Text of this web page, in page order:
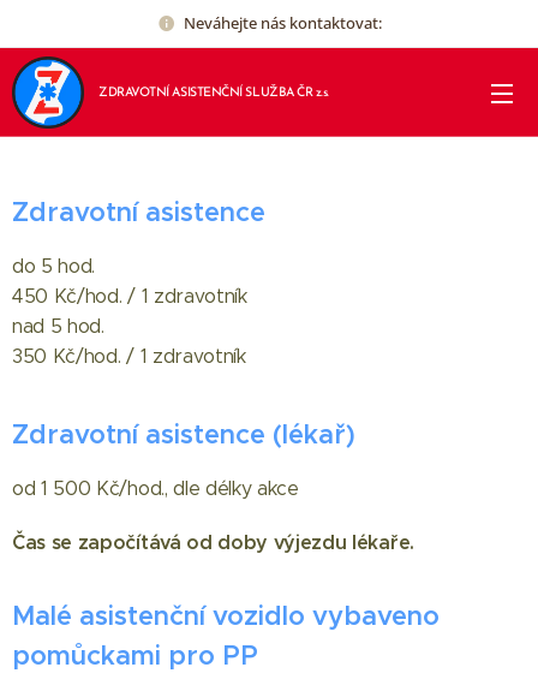
Neváhejte nás kontaktovat:
ZDRAVOTNÍ ASISTENČNÍ SLUŽBA ČR z.s.
Zdravotní asistence
do 5 hod.
450 Kč/hod. / 1 zdravotník
nad 5 hod.
350 Kč/hod. / 1 zdravotník
Zdravotní asistence (lékař)
od 1 500 Kč/hod., dle délky akce
Čas se započítává od doby výjezdu lékaře.
Malé asistenční vozidlo vybaveno
pomůckami pro PP